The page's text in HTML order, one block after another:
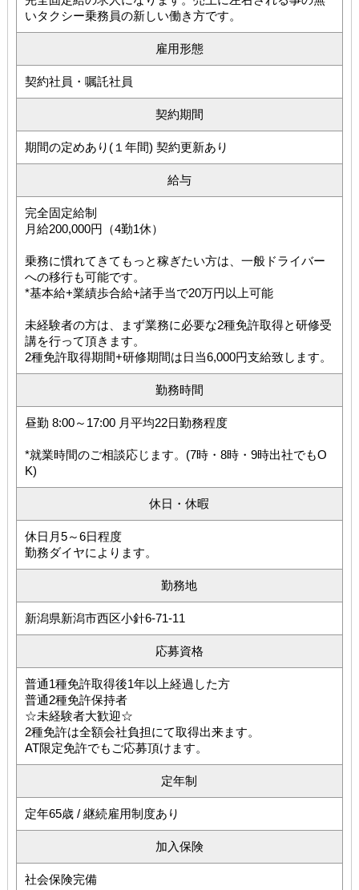
いタクシー乗務員の新しい働き方です。
雇用形態
契約社員・嘱託社員
契約期間
期間の定めあり(１年間) 契約更新あり
給与
完全固定給制
月給200,000円（4勤1休）
乗務に慣れてきてもっと稼ぎたい方は、一般ドライバー
への移行も可能です。
*基本給+業績歩合給+諸手当で20万円以上可能
未経験者の方は、まず業務に必要な2種免許取得と研修受
講を行って頂きます。
2種免許取得期間+研修期間は日当6,000円支給致します。
勤務時間
昼勤 8:00～17:00 月平均22日勤務程度
*就業時間のご相談応じます。(7時・8時・9時出社でもO
K)
休日・休暇
休日月5～6日程度
勤務ダイヤによります。
勤務地
新潟県新潟市西区小針6-71-11
応募資格
普通1種免許取得後1年以上経過した方
普通2種免許保持者
☆未経験者大歓迎☆
2種免許は全額会社負担にて取得出来ます。
AT限定免許でもご応募頂けます。
定年制
定年65歳 / 継続雇用制度あり
加入保険
社会保険完備